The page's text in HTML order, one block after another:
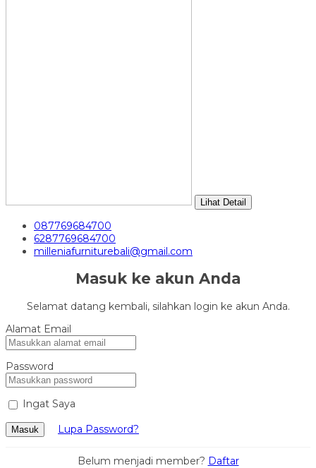
Lihat Detail
087769684700
6287769684700
milleniafurniturebali@gmail.com
Masuk ke akun Anda
Selamat datang kembali, silahkan login ke akun Anda.
Alamat Email
Password
Ingat Saya
Masuk Lupa Password?
Belum menjadi member? Daftar